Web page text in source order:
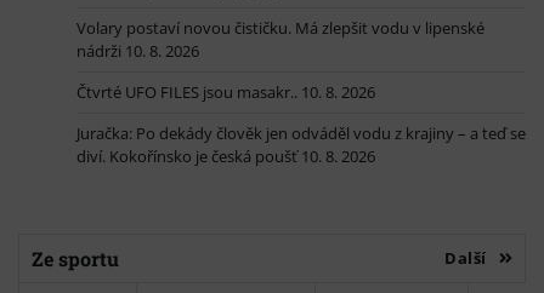
Volary postaví novou čističku. Má zlepšit vodu v lipenské
nádrži 10. 8. 2026
Čtvrté UFO FILES jsou masakr.. 10. 8. 2026
Juračka: Po dekády člověk jen odváděl vodu z krajiny – a teď se
diví. Kokořínsko je česká poušť 10. 8. 2026
Ze sportu Další